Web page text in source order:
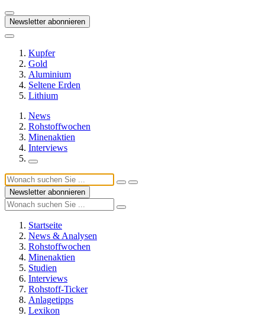
Newsletter abonnieren
Kupfer
Gold
Aluminium
Seltene Erden
Lithium
News
Rohstoffwochen
Minenaktien
Interviews
Newsletter abonnieren
Startseite
News & Analysen
Rohstoffwochen
Minenaktien
Studien
Interviews
Rohstoff-Ticker
Anlagetipps
Lexikon